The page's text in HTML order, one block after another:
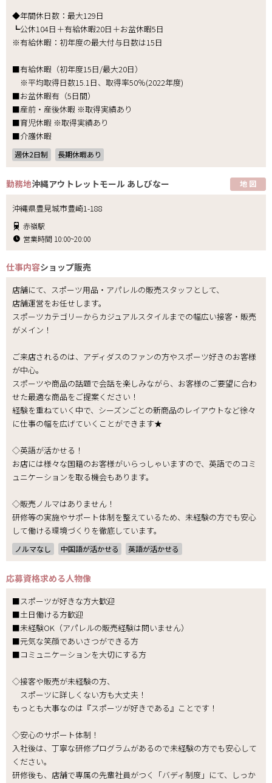
◆年間休日数：最大129日
┗公休104日＋有給休暇20日＋お盆休暇5日
※有給休暇：初年度の最大付与日数は15日
■有給休暇（初年度15日/最大20日）
※平均取得日数15.1日、取得率50％(2022年度)
■お盆休暇有（5日間）
■産前・産後休暇 ※取得実績あり
■育児休暇 ※取得実績あり
■介護休暇
週休2日制 長期休暇あり
勤務地沖縄アウトレットモール あしびなー 地 図
沖縄県豊見城市豊崎1-188
赤嶺駅
営業時間 10:00~20:00
仕事内容ショップ販売
店舗にて、スポーツ用品・アパレルの販売スタッフとして、
店舗運営をお任せします。
スポーツカテゴリーからカジュアルスタイルまでの幅広い接客・販売
がメイン！
ご来店されるのは、アディダスのファンの方やスポーツ好きのお客様
が中心。
スポーツや商品の話題で会話を楽しみながら、お客様のご要望に合わ
せた最適な商品をご提案ください！
経験を重ねていく中で、シーズンごとの新商品のレイアウトなど徐々
に仕事の幅を広げていくことができます★
◇英語が活かせる！
お店には様々な国籍のお客様がいらっしゃいますので、英語でのコミ
ュニケーションを取る機会もあります。
◇販売ノルマはありません！
研修等の実施やサポート体制を整えているため、未経験の方でも安心
して働ける環境づくりを徹底しています。
ノルマなし 中国語が活かせる 英語が活かせる
応募資格求める人物像
■スポーツが好きな方大歓迎
■土日働ける方歓迎
■未経験OK（アパレルの販売経験は問いません）
■元気な笑顔であいさつができる方
■コミュニケーションを大切にする方
◇接客や販売が未経験の方、
スポーツに詳しくない方も大丈夫！
もっとも大事なのは『スポーツが好きである』ことです！
◇安心のサポート体制！
入社後は、丁寧な研修プログラムがあるので未経験の方でも安心して
ください。
研修後も、店舗で専属の先輩社員がつく「バディ制度」にて、しっか